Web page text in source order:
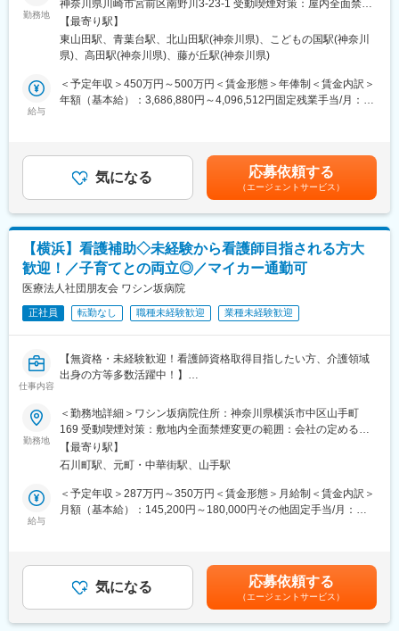
■企業の特徴/魅力：相模原市南区にある「森下記念病院」は腎不
全や透析に注力した86床の病院です。昭和38年に設立され、現在
に至るまで50年以上にわたり地域に根差した、個人病院ならでは
圧倒的なチーム力で患者様に温かい医療を提供します」この理念
のもと、患者様に当院に来てよかったと思って頂けることはもち
■具体的には：
・施設運営・経営の補佐
・総務全般：施設設備や備品・消耗品の管理など
・人事労務全般：職員の採用・教育、勤怠管理など
・レセプト業務・利用者様への請求管理
・行政対応：報告書類の作成・提出、実地調査対応など
め、課題を一人で抱え込む必要はありません。
◎働きやすい環境：施設は築10年程度で設備が整っており、ICT
病院が発祥の医療法人のため、ホスピタリティを大切にする温か
い風土があります。これまでのマネジメント経験や介護現場での
知見を活かし、地域に根ざした施設運営を支えてください。
■ツツイグループについて：
創業の地である徳島県で、地域と密着した事業を行う中で、人と
人のつながり、人材の育成の大切さを、企業としてのDNAに刻み
つけてきました。1978年、鴨島病院を開院。いち早く高齢社会を
見据え、主に高齢者の医療・リハビリテーション・介護に力を入
老人医療先進国であるスウェーデンの合理的なシステムや思想の
導入をはじめ、医師・看護師はもちろん、高齢者の医療・介護に
特化した各種専門スタッフの確保や、環境・設備を整えるなど、
ソフト・ハード両面での充実化を図ることで、ご利用者とそのご
たメディケア」を、一つひとつ着実にカタチにしてきました。
そして、現在では、医療・介護・福祉の3つの分野を対象とする、
私たち、ツツイグループは時代の変化にも柔軟に対応し、これか
らも成長の歩みをとめることなく、邁進して参ります。
変更の範囲：会社の定める業務
勤務地
神奈川県川崎市宮前区南野川3-23-1 受動喫煙対策：屋内全面禁煙
＜勤務地詳細2＞介護老人保健施設 プラチナ・ヴィラ青葉台住
所：神奈川県横浜市青葉区鴨志田75-1 受動喫煙対策：屋内全面禁
煙＜勤務地詳細3＞特別養護老人ホーム プラチナ・ヴィラ野川住
禁煙変更の範囲：会社の定める事業所
【最寄り駅】
東山田駅、青葉台駅、北山田駅(神奈川県)、こどもの国駅(神奈川
県)、高田駅(神奈川県)、藤が丘駅(神奈川県)
給与
＜予定年収＞450万円～500万円＜賃金形態＞年俸制＜賃金内訳＞
年額（基本給）：3,686,880円～4,096,512円固定残業手当/月：
補足＞※給与詳細は経験・スキル等を考慮の上、決定します。■昇
給：年1回賃金はあくまでも目安の金額であり、選考を通じて上下
する可能性があります。月給(月額)は固定手当を含めた表記です。
気になる 応募依頼する
（エージェントサービス）
【横浜】看護補助◇未経験から看護師目指される方大
歓迎！／子育てとの両立◎／マイカー通勤可
医療法人社団朋友会 ワシン坂病院
正社員 転勤なし 職種未経験歓迎 業種未経験歓迎
仕事内容
【無資格・未経験歓迎！看護師資格取得目指したい方、介護領域
出身の方等多数活躍中！】
「介護現場で培った経験を活かしたい」
「看護師を目指して医療の知識を身につけたい」
「夜勤や残業を減らして働き方を改善したい」
――そんな方にぴったりのお仕事です。
横浜市中区にある創業70年の精神科病院で、看護補助スタッフと
して患者さまの療養生活を支えていただきます。
シーツ交換などの環境整備
FAX対応などの簡単な事務業務
勤務地
＜勤務地詳細＞ワシン坂病院住所：神奈川県横浜市中区山手町
169 受動喫煙対策：敷地内全面禁煙変更の範囲：会社の定める事
業所
【最寄り駅】
石川町駅、元町・中華街駅、山手駅
給与
＜予定年収＞287万円～350万円＜賃金形態＞月給制＜賃金内訳＞
月額（基本給）：145,200円～180,000円その他固定手当/月：
他固定手当：調整手当+病棟手当＋職務手当＋特別手当■記載の月
給に含まれないその他手当：・皆勤手当15,000円（皆勤時の
み）・夜勤手当 1夜勤8,500円・日祝手当：2,000円賃金はあく
までも目安の金額であり、選考を通じて上下する可能性がありま
気になる 応募依頼する
（エージェントサービス）